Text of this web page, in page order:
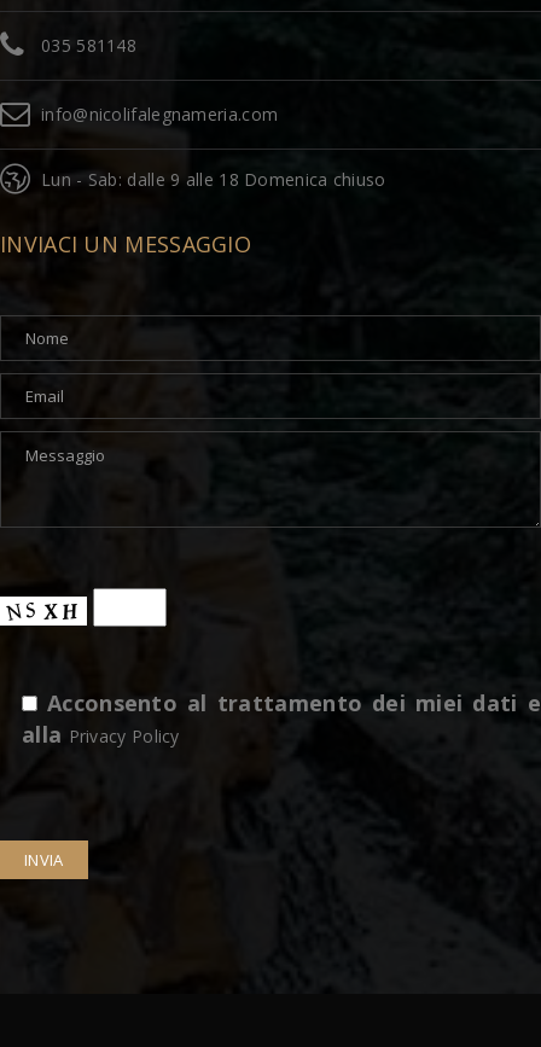
035 581148
info@nicolifalegnameria.com
Lun - Sab: dalle 9 alle 18 Domenica chiuso
INVIACI UN MESSAGGIO
Acconsento al trattamento dei miei dati e
alla Privacy Policy